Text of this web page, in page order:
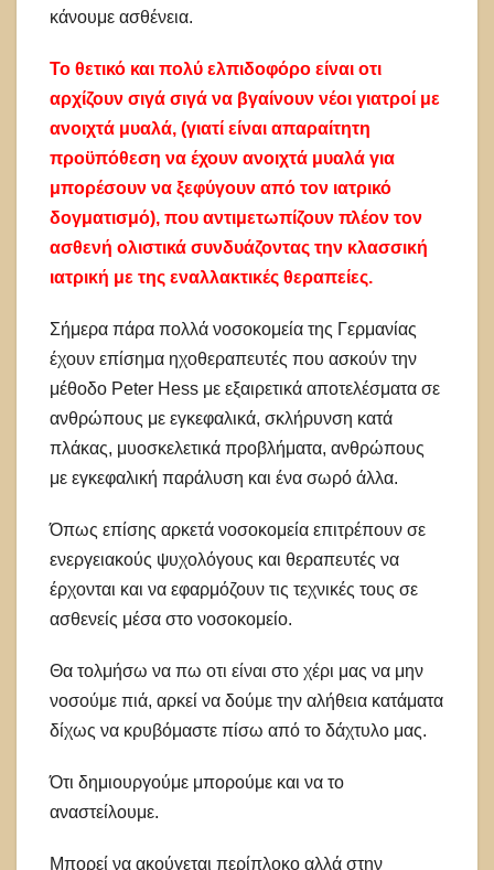
κάνουμε ασθένεια.
Το θετικό και πολύ ελπιδοφόρο είναι οτι
αρχίζουν σιγά σιγά να βγαίνουν νέοι γιατροί με
ανοιχτά μυαλά, (γιατί είναι απαραίτητη
προϋπόθεση να έχουν ανοιχτά μυαλά για
μπορέσουν να ξεφύγουν από τον ιατρικό
δογματισμό), που αντιμετωπίζουν πλέον τον
ασθενή ολιστικά συνδυάζοντας την κλασσική
ιατρική με της εναλλακτικές θεραπείες.
Σήμερα πάρα πολλά νοσοκομεία της Γερμανίας
έχουν επίσημα ηχοθεραπευτές που ασκούν την
μέθοδο Peter Hess με εξαιρετικά αποτελέσματα σε
ανθρώπους με εγκεφαλικά, σκλήρυνση κατά
πλάκας, μυοσκελετικά προβλήματα, ανθρώπους
με εγκεφαλική παράλυση και ένα σωρό άλλα.
Όπως επίσης αρκετά νοσοκομεία επιτρέπουν σε
ενεργειακούς ψυχολόγους και θεραπευτές να
έρχονται και να εφαρμόζουν τις τεχνικές τους σε
ασθενείς μέσα στο νοσοκομείο.
Θα τολμήσω να πω οτι είναι στο χέρι μας να μην
νοσούμε πιά, αρκεί να δούμε την αλήθεια κατάματα
δίχως να κρυβόμαστε πίσω από το δάχτυλο μας.
Ότι δημιουργούμε μπορούμε και να το
αναστείλουμε.
Μπορεί να ακούγεται περίπλοκο αλλά στην